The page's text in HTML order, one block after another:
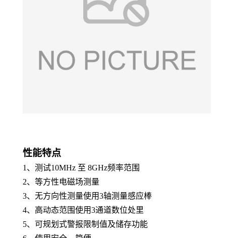
性能特点
1、 测试10MHz 至 8GHz频率范围
2、 等方性电磁场测量
3、 无方向性测量使用3轴测量感应棒
4、 高动态范围使用3通道数位处里
5、 可规划式警报限制值及储存功能